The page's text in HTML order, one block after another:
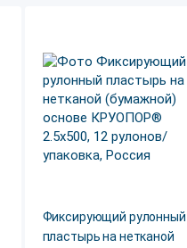
Фиксирующий рулонный
пластырь на нетканой